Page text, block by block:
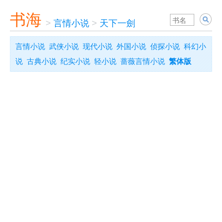
书海 > 言情小说 > 天下一劍
言情小说 武侠小说 现代小说 外国小说 侦探小说 科幻小
说 古典小说 纪实小说 轻小说 蔷薇言情小说 繁体版